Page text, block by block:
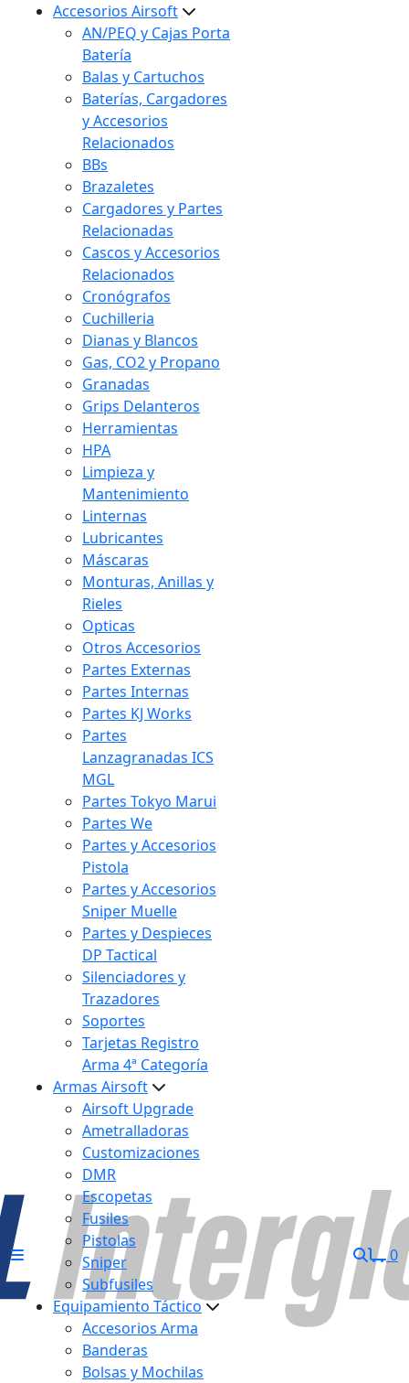
Accesorios Airsoft
AN/PEQ y Cajas Porta
Batería
Balas y Cartuchos
Baterías, Cargadores
y Accesorios
Relacionados
BBs
Brazaletes
Cargadores y Partes
Relacionadas
Cascos y Accesorios
Relacionados
Cronógrafos
Cuchilleria
Dianas y Blancos
Gas, CO2 y Propano
Granadas
Grips Delanteros
Herramientas
HPA
Limpieza y
Mantenimiento
Linternas
Lubricantes
Máscaras
Monturas, Anillas y
Rieles
Opticas
Otros Accesorios
Partes Externas
Partes Internas
Partes KJ Works
Partes
Lanzagranadas ICS
MGL
Partes Tokyo Marui
Partes We
Partes y Accesorios
Pistola
Partes y Accesorios
Sniper Muelle
Partes y Despieces
DP Tactical
Silenciadores y
Trazadores
Soportes
Tarjetas Registro
Arma 4ª Categoría
Armas Airsoft
Airsoft Upgrade
Ametralladoras
Customizaciones
DMR
Escopetas
Fusiles
Pistolas
Sniper
Subfusiles
Equipamiento Táctico
Accesorios Arma
Banderas
Bolsas y Mochilas
0